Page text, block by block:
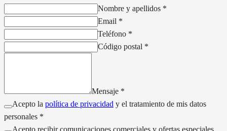
Nombre y apellidos *
Email *
Teléfono *
Código postal *
Mensaje *
Acepto la política de privacidad y el tratamiento de mis datos
personales *
Acepto recibir comunicaciones comerciales y ofertas especiales